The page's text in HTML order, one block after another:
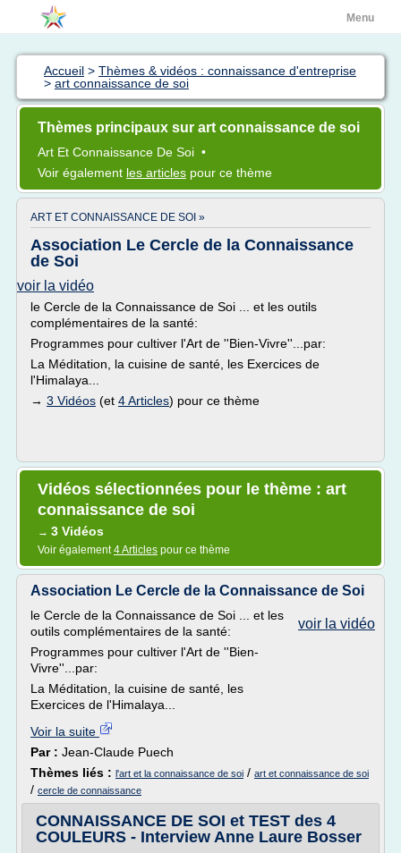
Menu
Accueil > Thèmes & vidéos : connaissance d'entreprise
> art connaissance de soi
Thèmes principaux sur art connaissance de soi
Art Et Connaissance De Soi •
Voir également les articles pour ce thème
ART ET CONNAISSANCE DE SOI »
Association Le Cercle de la Connaissance
de Soi
voir la vidéo
le Cercle de la Connaissance de Soi ... et les outils
complémentaires de la santé:
Programmes pour cultiver l'Art de ''Bien-Vivre''...par:
La Méditation, la cuisine de santé, les Exercices de
l'Himalaya...
→ 3 Vidéos (et 4 Articles) pour ce thème
Vidéos sélectionnées pour le thème : art
connaissance de soi
→ 3 Vidéos
Voir également4 Articles pour ce thème
Association Le Cercle de la Connaissance de Soi
voir la vidéo
le Cercle de la Connaissance de Soi ... et les
outils complémentaires de la santé:
Programmes pour cultiver l'Art de ''Bien-
Vivre''...par:
La Méditation, la cuisine de santé, les
Exercices de l'Himalaya...
Voir la suite
Par : Jean-Claude Puech
Thèmes liés : l'art et la connaissance de soi / art et connaissance de soi
/ cercle de connaissance
CONNAISSANCE DE SOI et TEST des 4
COULEURS - Interview Anne Laure Bosser